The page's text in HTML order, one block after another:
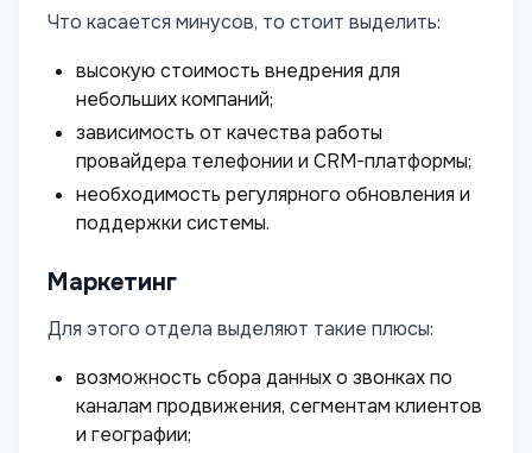
Что касается минусов, то стоит выделить:
высокую стоимость внедрения для
небольших компаний;
зависимость от качества работы
провайдера телефонии и CRM-платформы;
необходимость регулярного обновления и
поддержки системы.
Маркетинг
Для этого отдела выделяют такие плюсы:
возможность сбора данных о звонках по
каналам продвижения, сегментам клиентов
и географии;